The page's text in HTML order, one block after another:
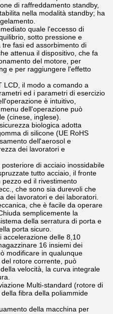
di raffreddamento standby,
nella modalità standby; ha
quale l'eccesso di
sotto pressione e
fasi ed assorbimento di
attenua il dispositivo, che fa
del motore, per
e per raggiungere l'effetto
LCD, il modo a comando a
ed i parametri di esercizio
è intuitivo,
dell'operazione può
(cinese, inglese).
biologica adotta
di silicone (UE RoHS
dell'aerosol e
dei lavoratori e
di acciaio inossidabile
tutto acciaio, il fronte
ed il rivestimento
che sono sia durevoli che
dei lavoratori e dei laboratori.
che è facile da operare
semplicemente la
della serratura di porta e
porta sicuro.
accelerazione delle 8,10
16 insiemi dei
modificare in qualunque
rotore corrente, può
velocità, la curva integrale
Multi-standard (rotore di
fibra della poliammide
della macchina per